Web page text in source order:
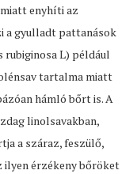
enyhíti az
a gyulladt pattanások
rubiginosa L) például
tartalma miatt
hámló bőrt is. A
linolsavakban,
a száraz, feszülő,
ilyen érzékeny bőröket